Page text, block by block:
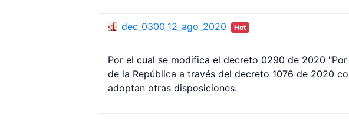
dec_0300_12_ago_2020 Hot
Por el cual se modifica el decreto 0290 de 2020
de la República a través del decreto 1076 de 2020
adoptan otras disposiciones.